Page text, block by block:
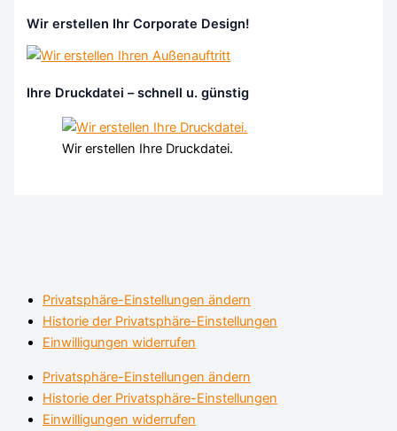
Wir erstellen Ihr Corporate Design!
Ihre Druckdatei – schnell u. günstig
Wir erstellen Ihre Druckdatei.
Privatsphäre-Einstellungen ändern
Historie der Privatsphäre-Einstellungen
Einwilligungen widerrufen
Privatsphäre-Einstellungen ändern
Historie der Privatsphäre-Einstellungen
Einwilligungen widerrufen